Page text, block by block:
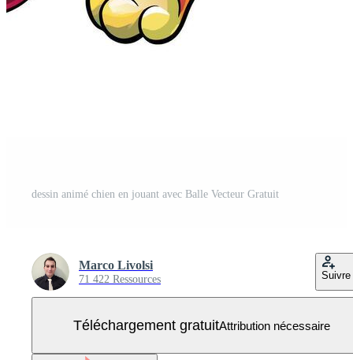
dessin animé chien en jouant avec Balle Vecteur Gratuit
Marco Livolsi
71 422 Ressources Suivre
Téléchargement gratuitAttribution nécessaire